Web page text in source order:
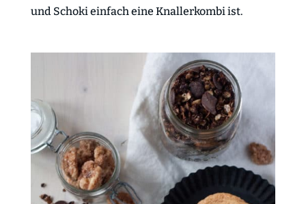
und Schoki einfach eine Knallerkombi ist.